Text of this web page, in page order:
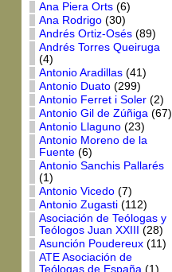
Ana Piera Orts(6)
Ana Rodrigo(30)
Andrés Ortiz-Osés(89)
Andrés Torres Queiruga
(4)
Antonio Aradillas(41)
Antonio Duato(299)
Antonio Ferret i Soler(2)
Antonio Gil de Zúñiga(67)
Antonio Llaguno(23)
Antonio Moreno de la
Fuente(6)
Antonio Sanchis Pallarés
(1)
Antonio Vicedo(7)
Antonio Zugasti(112)
Asociación de Teólogas y
Teólogos Juan XXIII
(28)
Asunción Poudereux(11)
ATE Asociación de
Teólogas de España(1)